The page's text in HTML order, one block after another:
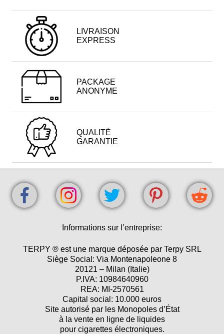
LIVRAISON
EXPRESS
PACKAGE
ANONYME
QUALITÉ
GARANTIE
Informations sur l’entreprise:
TERPY ® est une marque déposée par Terpy SRL
Siège Social: Via Montenapoleone 8
20121 – Milan (Italie)
P.IVA: 10984640960
REA: MI-2570561
Capital social: 10.000 euros
Site autorisé par les Monopoles d’État
à la vente en ligne de liquides
pour cigarettes électroniques.